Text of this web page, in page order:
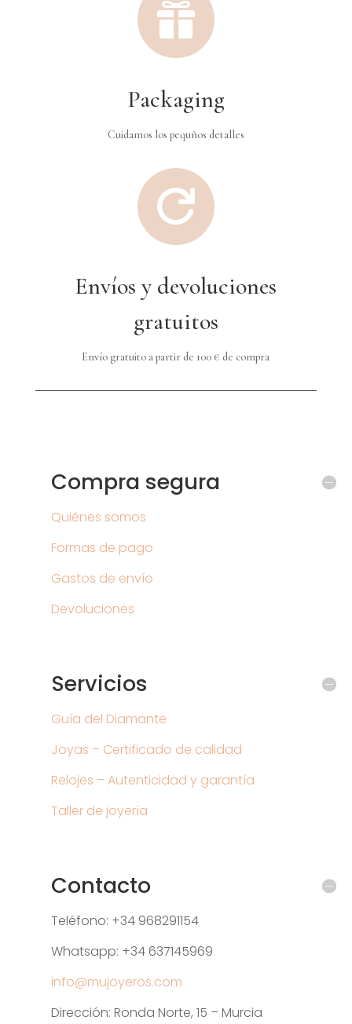

Packaging
Cuidamos los pequños detalles

Envíos y devoluciones
gratuitos
Envío gratuito a partir de 100 € de compra
Compra segura
Quiénes somos
Formas de pago
Gastos de envío
Devoluciones
Servicios
Guía del Diamante
Joyas – Certificado de calidad
Relojes – Autenticidad y garantía
Taller de joyería
Contacto
Teléfono: +34 968291154
Whatsapp: +34 637145969
info@mujoyeros.com
Dirección: Ronda Norte, 15 – Murcia